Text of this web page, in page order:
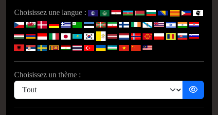
Choisissez une langue :
Choisissez un thème :